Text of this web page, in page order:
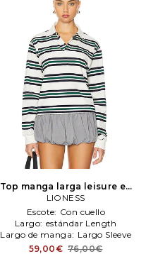
Top manga larga leisure en
color verde LIONESS
LIONESS
Escote: Con cuello
Largo: estándar Length
Largo de manga: Largo Sleeve
59,00€ 76,00€